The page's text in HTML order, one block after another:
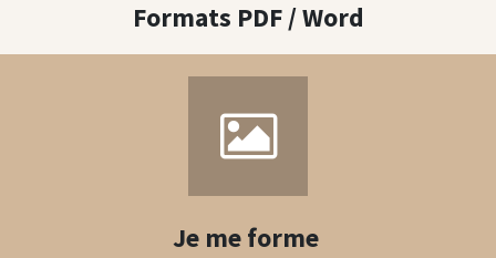
Formats PDF / Word
Je me forme